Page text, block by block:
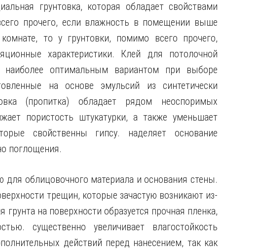
грунтовка, которая обладает свойствами
прочего, если влажность в помещении выше
то у грунтовки, помимо всего прочего,
характеристики. Клей для потолочной
наиболее оптимальным вариантом при выборе
на основе эмульсий из синтетически
(пропитка) обладает рядом неоспоримых
пористость штукатурки, а также уменьшает
свойственны гипсу. наделяет основание
поглощения.
для облицовочного материала и основания стены.
трещин, которые зачастую возникают из-
грунта на поверхности образуется прочная пленка,
существенно увеличивает влагостойкость
действий перед нанесением, так как